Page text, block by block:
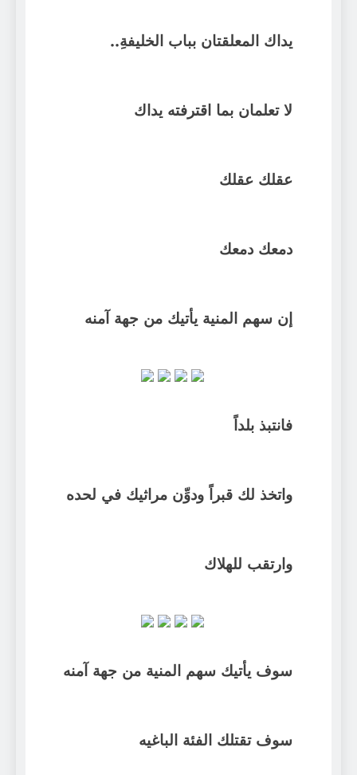
يداك المعلقتان بباب الخليفةِ..
لا تعلمان بما اقترفته يداك
عقلك عقلك
دمعك دمعك
إن سهم المنية يأتيك من جهة آمنه
فانتبذ بلداً
واتخذ لك قبراً ودوِّن مراثيك في لحده
وارتقب للهلاك
سوف يأتيك سهم المنية من جهة آمنه
سوف تقتلك الفئة الباغيه